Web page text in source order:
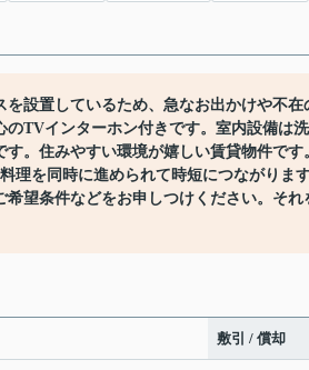
を設置しているため、急なお出かけや不
のTVインターホン付きです。室内設備は
す。住みやすい環境が嬉しい賃貸物件で
理を同時に進められて時短につながりま
希望条件などをお申しつけください。そ
敷引 / 償却